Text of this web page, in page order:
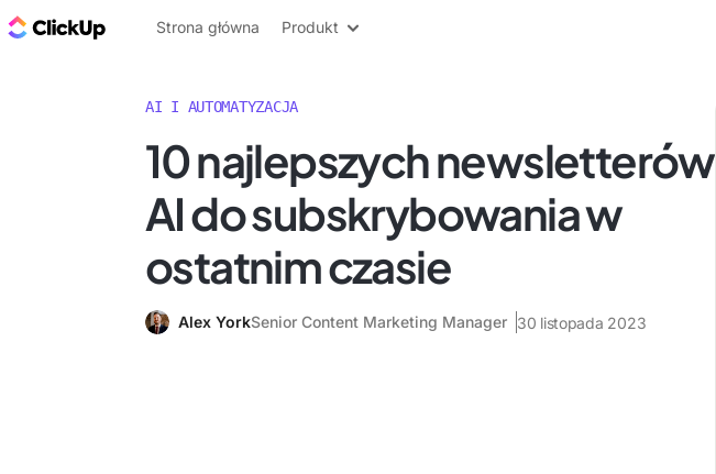
ClickUp Blog
Strona główna Produkt
AI I AUTOMATYZACJA
10 najlepszych newsletterów
AI do subskrybowania w
ostatnim czasie
Alex YorkSenior Content Marketing Manager 30 listopada 2023